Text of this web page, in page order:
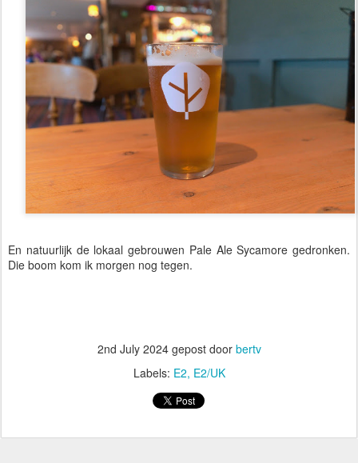
En natuurlijk de lokaal gebrouwen Pale Ale Sycamore gedronken.
Die boom kom ik morgen nog tegen.
2nd July 2024gepost door bertv
Labels: E2 E2/UK